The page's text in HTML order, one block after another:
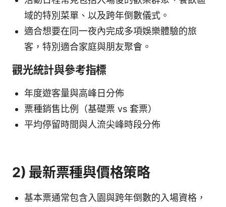
域的特別菜單、以及跨年倒數儀式。
適合想要在同一夜內完成多項娛樂體驗的旅
客，特別適合家庭與朋友聚會。
觀光統計與參考指標
年度遊客量與高峰日分佈
票種銷售比例（基礎票 vs 套票）
平均停留時間與人流尖峰時段分佈
2) 最新票種與價格策略
基本票通常包含入園與跨年倒數的入場資格，